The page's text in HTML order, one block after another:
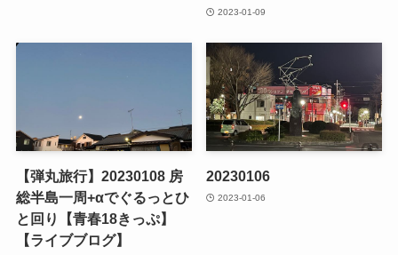
2023-01-09
【弾丸旅行】20230108 房
総半島一周+αでぐるっとひ
と回り【青春18きっぷ】
【ライブブログ】
20230106
2023-01-06